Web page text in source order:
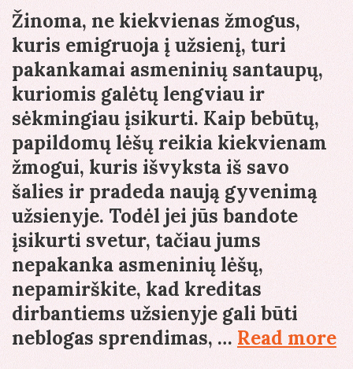
Žinoma, ne kiekvienas žmogus,
kuris emigruoja į užsienį, turi
pakankamai asmeninių santaupų,
kuriomis galėtų lengviau ir
sėkmingiau įsikurti. Kaip bebūtų,
papildomų lėšų reikia kiekvienam
žmogui, kuris išvyksta iš savo
šalies ir pradeda naują gyvenimą
užsienyje. Todėl jei jūs bandote
įsikurti svetur, tačiau jums
nepakanka asmeninių lėšų,
nepamirškite, kad kreditas
dirbantiems užsienyje gali būti
neblogas sprendimas, … Read more